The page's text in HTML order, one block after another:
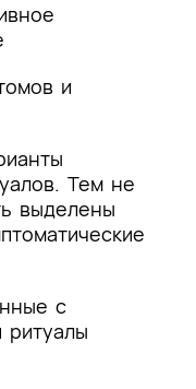
и
Тем не
выделены
с
ритуалы